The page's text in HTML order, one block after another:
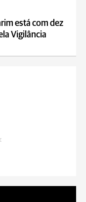
está com dez
Vigilância